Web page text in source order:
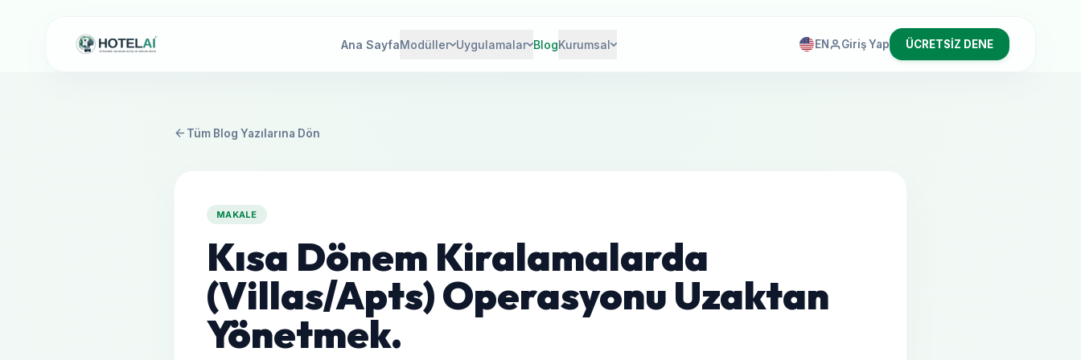
Ana SayfaModüller Uygulamalar BlogKurumsal EN Giriş Yap ÜCRETSİZ DENE
arrow_back Tüm Blog Yazılarına Dön
MAKALE
Kısa Dönem Kiralamalarda
(Villas/Apts) Operasyonu Uzaktan
Yönetmek.